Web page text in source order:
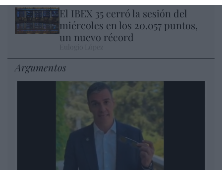
El IBEX 35 cerró la sesión del
miércoles en los 20.057 puntos,
un nuevo récord
Argumentos